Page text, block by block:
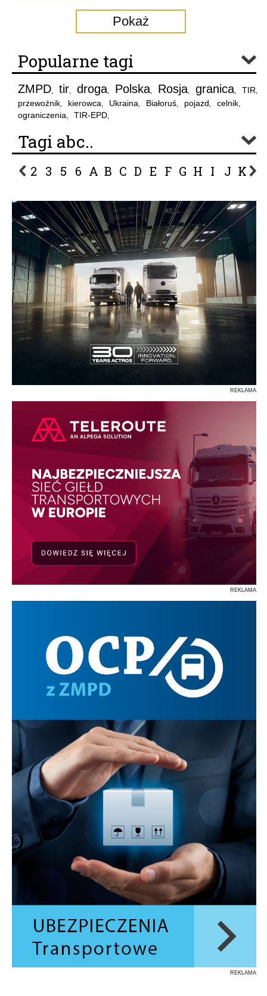
Pokaż
Popularne tagi
ZMPD, tir, droga, Polska, Rosja, granica, TIR,
przewoźnik, kierowca, Ukraina, Białoruś, pojazd, celnik,
ograniczenia, TIR-EPD,
Tagi abc..
2 3 5 6 A B C D E F G H I J K L
REKLAMA
REKLAMA
REKLAMA